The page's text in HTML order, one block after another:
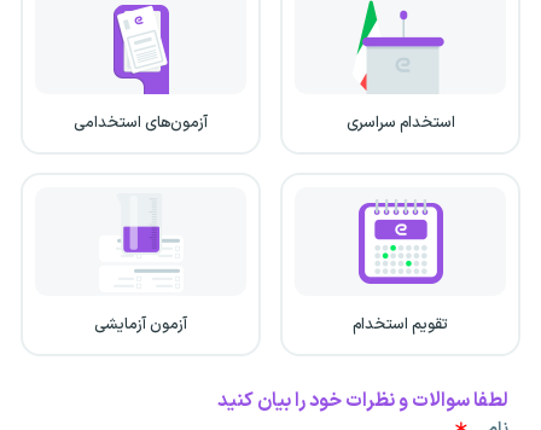
استخدام سراسری آزمون‌های استخدامی
تقویم استخدام آزمون آزمایشی
لطفا سوالات و نظرات خود را بیان کنید